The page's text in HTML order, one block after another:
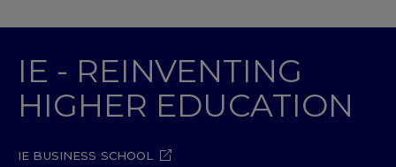
IE - REINVENTING
HIGHER EDUCATION
IE BUSINESS SCHOOL